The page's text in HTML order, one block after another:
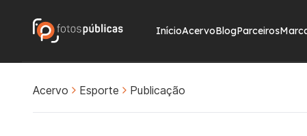
InícioAcervoBlogParceiros
Acervo Esporte Publicação